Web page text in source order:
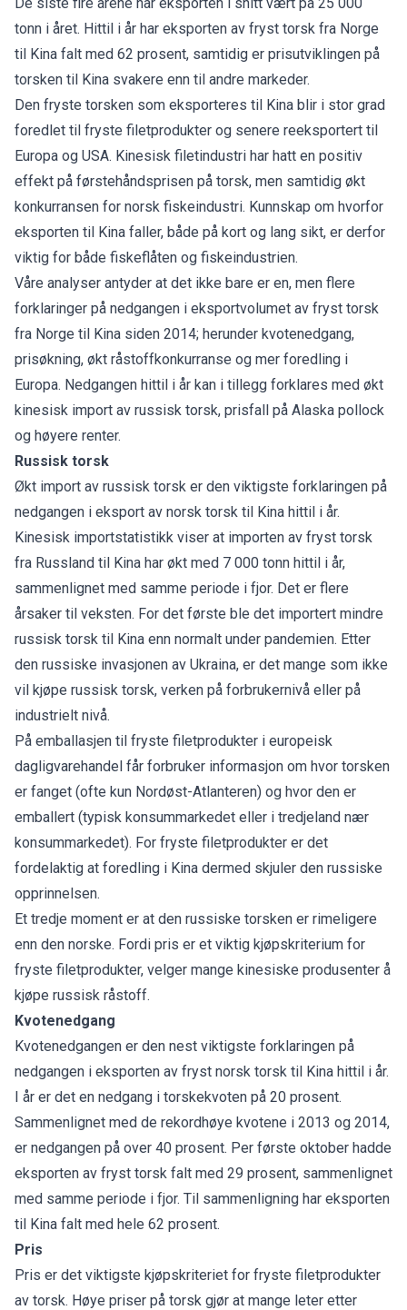
tonn i året. Hittil i år har eksporten av fryst torsk fra Norge
til Kina falt med 62 prosent, samtidig er prisutviklingen på
torsken til Kina svakere enn til andre markeder.
Den fryste torsken som eksporteres til Kina blir i stor grad
foredlet til fryste filetprodukter og senere reeksportert til
Europa og USA. Kinesisk filetindustri har hatt en positiv
effekt på førstehåndsprisen på torsk, men samtidig økt
konkurransen for norsk fiskeindustri. Kunnskap om hvorfor
eksporten til Kina faller, både på kort og lang sikt, er derfor
viktig for både fiskeflåten og fiskeindustrien.
Våre analyser antyder at det ikke bare er en, men flere
forklaringer på nedgangen i eksportvolumet av fryst torsk
fra Norge til Kina siden 2014; herunder kvotenedgang,
prisøkning, økt råstoffkonkurranse og mer foredling i
Europa. Nedgangen hittil i år kan i tillegg forklares med økt
kinesisk import av russisk torsk, prisfall på Alaska pollock
og høyere renter.
Russisk torsk
Økt import av russisk torsk er den viktigste forklaringen på
nedgangen i eksport av norsk torsk til Kina hittil i år.
Kinesisk importstatistikk viser at importen av fryst torsk
fra Russland til Kina har økt med 7 000 tonn hittil i år,
sammenlignet med samme periode i fjor. Det er flere
årsaker til veksten. For det første ble det importert mindre
russisk torsk til Kina enn normalt under pandemien. Etter
den russiske invasjonen av Ukraina, er det mange som ikke
vil kjøpe russisk torsk, verken på forbrukernivå eller på
industrielt nivå.
På emballasjen til fryste filetprodukter i europeisk
dagligvarehandel får forbruker informasjon om hvor torsken
er fanget (ofte kun Nordøst-Atlanteren) og hvor den er
emballert (typisk konsummarkedet eller i tredjeland nær
konsummarkedet). For fryste filetprodukter er det
fordelaktig at foredling i Kina dermed skjuler den russiske
opprinnelsen.
Et tredje moment er at den russiske torsken er rimeligere
enn den norske. Fordi pris er et viktig kjøpskriterium for
fryste filetprodukter, velger mange kinesiske produsenter å
kjøpe russisk råstoff.
Kvotenedgang
Kvotenedgangen er den nest viktigste forklaringen på
nedgangen i eksporten av fryst norsk torsk til Kina hittil i år.
I år er det en nedgang i torskekvoten på 20 prosent.
Sammenlignet med de rekordhøye kvotene i 2013 og 2014,
er nedgangen på over 40 prosent. Per første oktober hadde
eksporten av fryst torsk falt med 29 prosent, sammenlignet
med samme periode i fjor. Til sammenligning har eksporten
til Kina falt med hele 62 prosent.
Pris
Pris er det viktigste kjøpskriteriet for fryste filetprodukter
av torsk. Høye priser på torsk gjør at mange leter etter